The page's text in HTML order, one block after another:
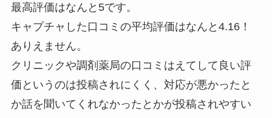
最高評価はなんと5です。
キャプチャした口コミの平均評価はなんと4.16！
ありえません。
クリニックや調剤薬局の口コミはえてして良い評
価というのは投稿されにくく、対応が悪かったと
か話を聞いてくれなかったとかが投稿されやすい